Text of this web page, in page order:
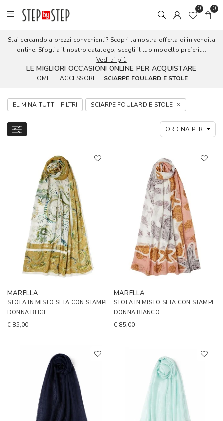
0 0
Stai cercando a prezzi convenienti? Scopri la nostra offerta di in vendita
online. Sfoglia il nostro catalogo, scegli il tuo modello preferit...
Vedi di più
LE MIGLIORI OCCASIONI ONLINE PER ACQUISTARE
HOME | ACCESSORI | SCIARPE FOULARD E STOLE
ELIMINA TUTTI I FILTRI SCIARPE FOULARD E STOLE
MARELLA
STOLA IN MISTO SETA CON STAMPE
DONNA BEIGE
€ 85,00
MARELLA
STOLA IN MISTO SETA CON STAMPE
DONNA BIANCO
€ 85,00